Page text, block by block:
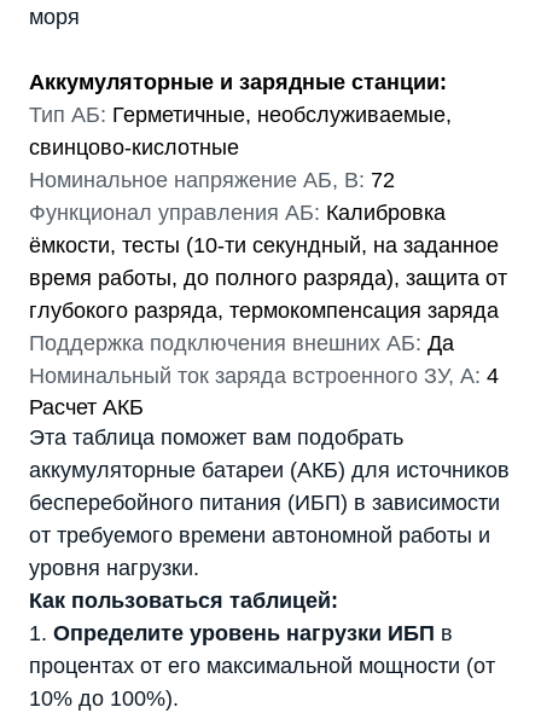
моря
Аккумуляторные и зарядные станции:
Тип АБ: Герметичные, необслуживаемые,
свинцово-кислотные
Номинальное напряжение АБ, В: 72
Функционал управления АБ: Калибровка
ёмкости, тесты (10-ти секундный, на заданное
время работы, до полного разряда), защита от
глубокого разряда, термокомпенсация заряда
Поддержка подключения внешних АБ: Да
Номинальный ток заряда встроенного ЗУ, А: 4
Расчет АКБ
Эта таблица поможет вам подобрать
аккумуляторные батареи (АКБ) для источников
бесперебойного питания (ИБП) в зависимости
от требуемого времени автономной работы и
уровня нагрузки.
Как пользоваться таблицей:
1. Определите уровень нагрузки ИБП в
процентах от его максимальной мощности (от
10% до 100%).